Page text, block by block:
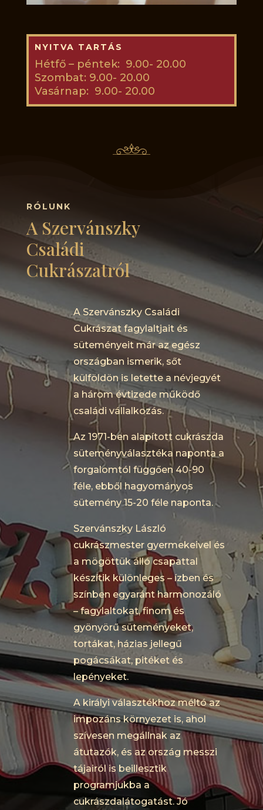
NYITVA TARTÁS
Hétfő – péntek: 9.00- 20.00
Szombat: 9.00- 20.00
Vasárnap: 9.00- 20.00
RÓLUNK
A Szervánszky
Családi
Cukrászatról
A Szervánszky Családi
Cukrászat fagylaltjait és
süteményeit már az egész
országban ismerik, sőt
külföldön is letette a névjegyét
a három évtizede működő
családi vállalkozás.
Az 1971-ben alapított cukrászda
süteményválasztéka naponta a
forgalomtól függően 40-90
féle, ebből hagyományos
sütemény 15-20 féle naponta.
Szervánszky László
cukrászmester gyermekeivel és
a mögöttük álló csapattal
készítik különleges – ízben és
színben egyaránt harmonozáló
– fagylaltokat, finom és
gyönyörű süteményeket,
tortákat, házias jellegű
pogácsákat, pitéket és
lepényeket.
A királyi választékhoz méltó az
impozáns környezet is, ahol
szívesen megállnak az
átutazók, és az ország messzi
tájairól is beillesztik
programjukba a
cukrászdalátogatást. Jó